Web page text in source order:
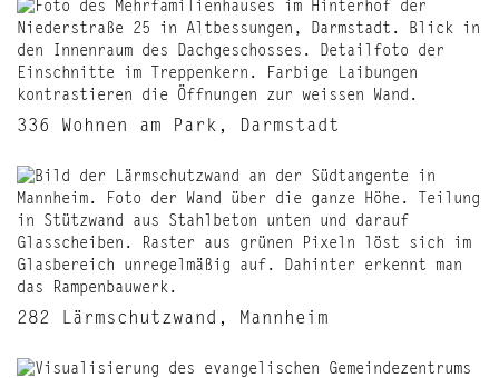
336 Wohnen am Park, Darmstadt
282 Lärmschutzwand, Mannheim